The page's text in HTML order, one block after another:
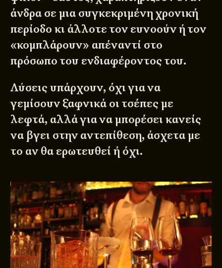
άνδρα σε μια συγκεκριμένη χρονική
περίοδο κι άλλοτε τον ευνοούν ή τον
«κομπλάρουν» απέναντί στο
πρόσωπο του ενδιαφέροντος του.
Λύσεις υπάρχουν, όχι για να
γεμίσουν ξαφνικά οι τσέπες με
λεφτά, αλλά για να μπορέσει κανείς
να βγει στην αντεπίθεση, άσχετα με
το αν θα ερωτευθεί ή όχι.